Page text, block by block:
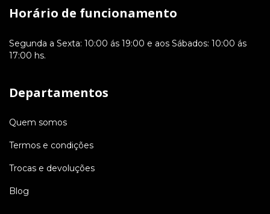
Horário de funcionamento
Segunda a Sexta: 10:00 ás 19:00 e aos Sábados: 10:00 ás
17:00 hs.
Departamentos
Quem somos
Termos e condições
Trocas e devoluções
Blog